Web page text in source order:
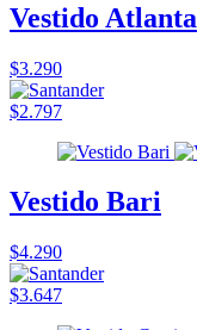
Vestido Atlanta
$3.290
$2.797
Vestido Bari
$4.290
$3.647